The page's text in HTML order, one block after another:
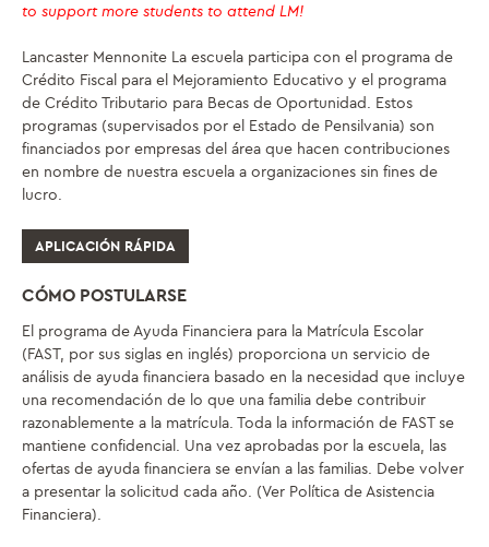
to support more students to attend LM!
Lancaster Mennonite La escuela participa con el programa de
Crédito Fiscal para el Mejoramiento Educativo y el programa
de Crédito Tributario para Becas de Oportunidad. Estos
programas (supervisados por el Estado de Pensilvania) son
financiados por empresas del área que hacen contribuciones
en nombre de nuestra escuela a organizaciones sin fines de
lucro.
APLICACIÓN RÁPIDA
CÓMO POSTULARSE
El programa de Ayuda Financiera para la Matrícula Escolar
(FAST, por sus siglas en inglés) proporciona un servicio de
análisis de ayuda financiera basado en la necesidad que incluye
una recomendación de lo que una familia debe contribuir
razonablemente a la matrícula. Toda la información de FAST se
mantiene confidencial. Una vez aprobadas por la escuela, las
ofertas de ayuda financiera se envían a las familias. Debe volver
a presentar la solicitud cada año. (Ver Política de Asistencia
Financiera).